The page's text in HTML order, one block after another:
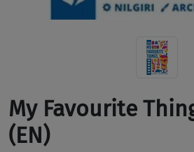
My Favourite
(EN)